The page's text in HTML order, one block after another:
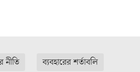
নীতি
ব্যবহারের শর্তাবলি